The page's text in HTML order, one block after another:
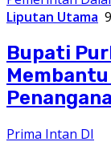
Liputan Utama
Bupati
Prima Intan DI